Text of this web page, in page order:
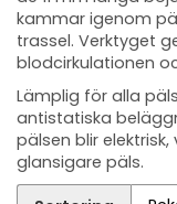
kammar igenom
trassel. Verktyget
blodcirkulationen
Lämplig för alla
antistatiska
pälsen blir
glansigare päls.